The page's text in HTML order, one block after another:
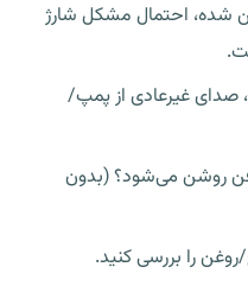
شده، احتمال مشکل شارژ
صدای غیرعادی از پمپ/
روشن می‌شود؟ (بدون
را بررسی کنید.